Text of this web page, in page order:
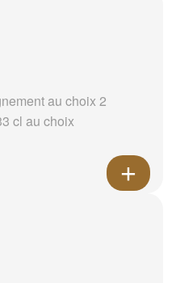
au choix 2
cl au choix